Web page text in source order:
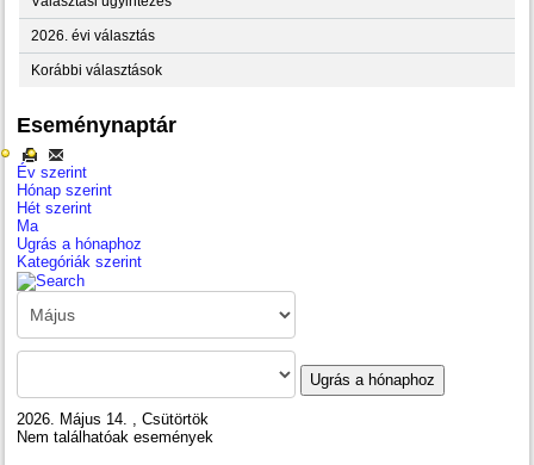
2026. évi választás
Korábbi választások
Eseménynaptár
Év szerint
Hónap szerint
Hét szerint
Ma
Ugrás a hónaphoz
Kategóriák szerint
Ugrás a hónaphoz
2026. Május 14. , Csütörtök
Nem találhatóak események